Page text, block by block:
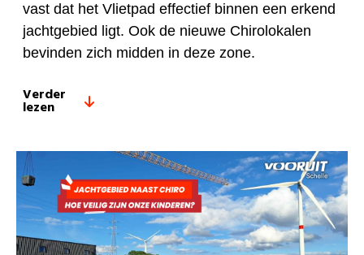
vast dat het Vlietpad effectief binnen een erkend
jachtgebied ligt. Ook de nieuwe Chirolokalen
bevinden zich midden in deze zone.
Verder
lezen